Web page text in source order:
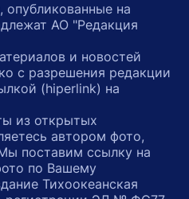
опубликованные на
АО "Редакция
и новостей
с разрешения редакции
(hiperlink) на
из открытых
автором фото,
поставим ссылку на
по Вашему
Тихоокеанская